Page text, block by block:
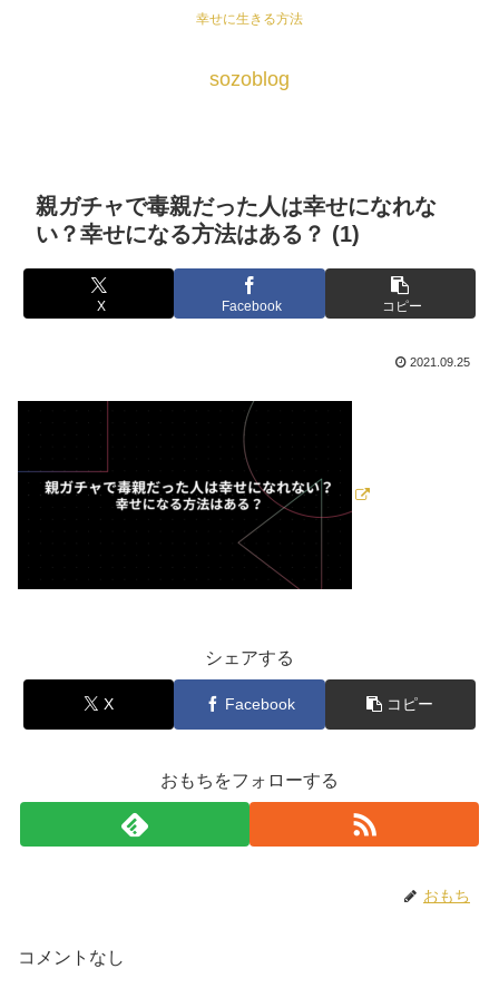
幸せに生きる方法
sozoblog
親ガチャで毒親だった人は幸せになれな
い？幸せになる方法はある？ (1)
X Facebook コピー
2021.09.25
シェアする
X Facebook コピー
おもちをフォローする
おもち
コメントなし